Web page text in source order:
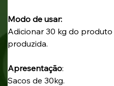
Modo de usar:
Adicionar 30 kg do
produzida.
Apresentação:
Sacos de 30kg.